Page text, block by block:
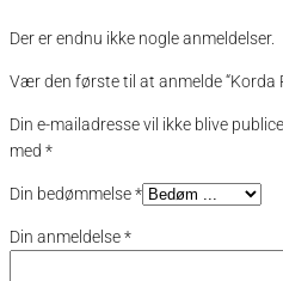
Der er endnu ikke nogle anmeldelser.
Vær den første til at anmelde “Korda
Din e-mailadresse vil ikke blive
med *
Din bedømmelse*
Din anmeldelse*